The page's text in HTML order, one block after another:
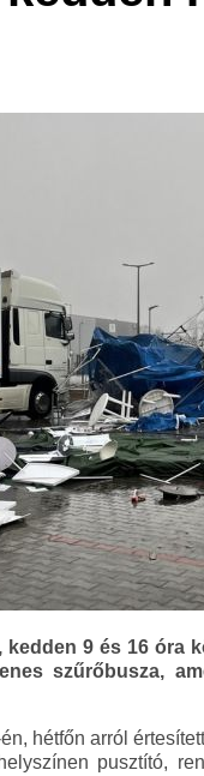
kedden 9 és 16 óra
szűrőbusza,
hétfőn arról
pusztító,